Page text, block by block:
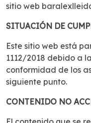
sitio web
SITUACIÓN DE
Este sitio web está
1112/2018 debido a
conformidad de los
siguiente punto.
CONTENIDO NO